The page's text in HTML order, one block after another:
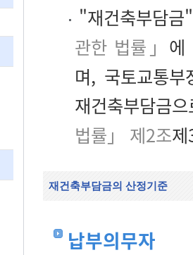
"재건축부담
관한 법률」 에
며, 국토교통부
재건축부담금
법률」 제2조
재건축부담금의 산정기준
납부의무자